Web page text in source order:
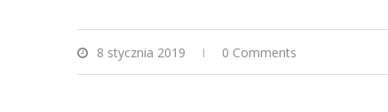
8 stycznia 2019 0 Comments